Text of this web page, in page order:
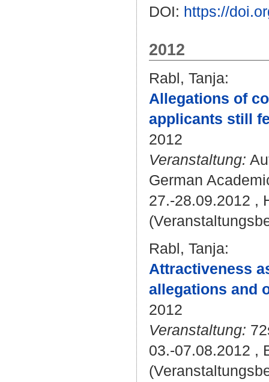
DOI: https://
2012
Rabl, Tanja:
Allegations of
applicants still
2012
Veranstaltung:
German
27.-28.09.2012 ,
Rabl, Tanja:
Attractiveness
allegations and
2012
Veranstaltung:
03.-07.08.2012 ,